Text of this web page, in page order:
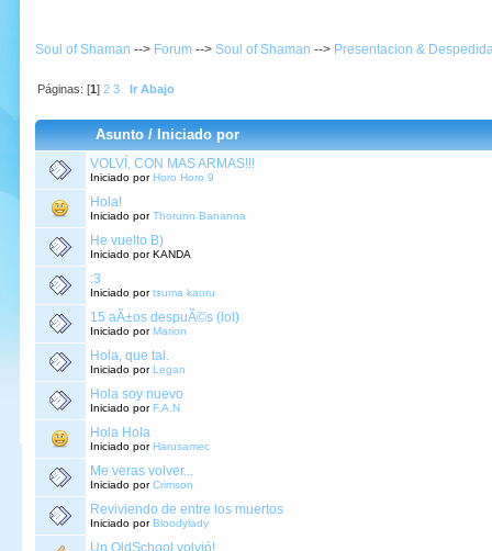
Soul of Shaman --> Forum --> Soul of Shaman --> Presentacion &
Páginas: [1]2 3 Ir Abajo
Asunto/Iniciado por
VOLVÍ, CON MAS ARMAS!!!
Iniciado porHoro Horo 9
Hola!
Iniciado porThorunn Bananna
He vuelto B)
Iniciado por KANDA
:3
Iniciado portsuma kaoru
15 aÃ±os despuÃ©s (lol)
Iniciado porMarion
Hola, que tal.
Iniciado porLegan
Hola soy nuevo
Iniciado porF.A.N
Hola Hola
Iniciado porHarusamec
Me veras volver...
Iniciado porCrimson
Reviviendo de entre los muertos
Iniciado porBloodylady